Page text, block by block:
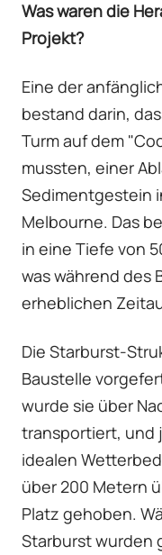
Was waren die
Projekt?
Eine der
bestand darin,
Turm auf dem
mussten, einer
Sedimentgestein
Melbourne. Das
in eine Tiefe von
was während des
erheblichen
Die Starburst-
Baustelle
wurde sie über
transportiert, und
idealen
über 200 Metern
Platz gehoben.
Starburst wurden